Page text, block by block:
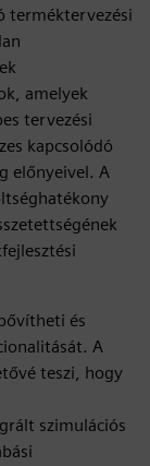
terméktervezési
amelyek
tervezési
kapcsolódó
előnyeivel. A
és
A
teszi, hogy
szimulációs